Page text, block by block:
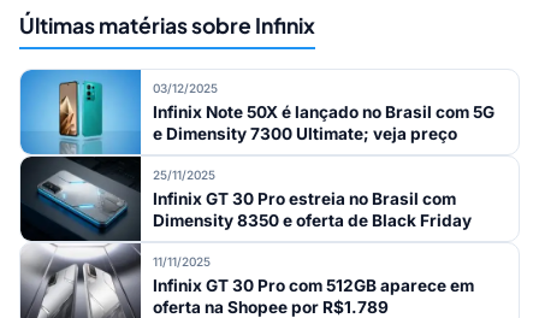
Últimas matérias sobre Infinix
03/12/2025
Infinix Note 50X é lançado no Brasil com 5G
e Dimensity 7300 Ultimate; veja preço
25/11/2025
Infinix GT 30 Pro estreia no Brasil com
Dimensity 8350 e oferta de Black Friday
11/11/2025
Infinix GT 30 Pro com 512GB aparece em
oferta na Shopee por R$1.789